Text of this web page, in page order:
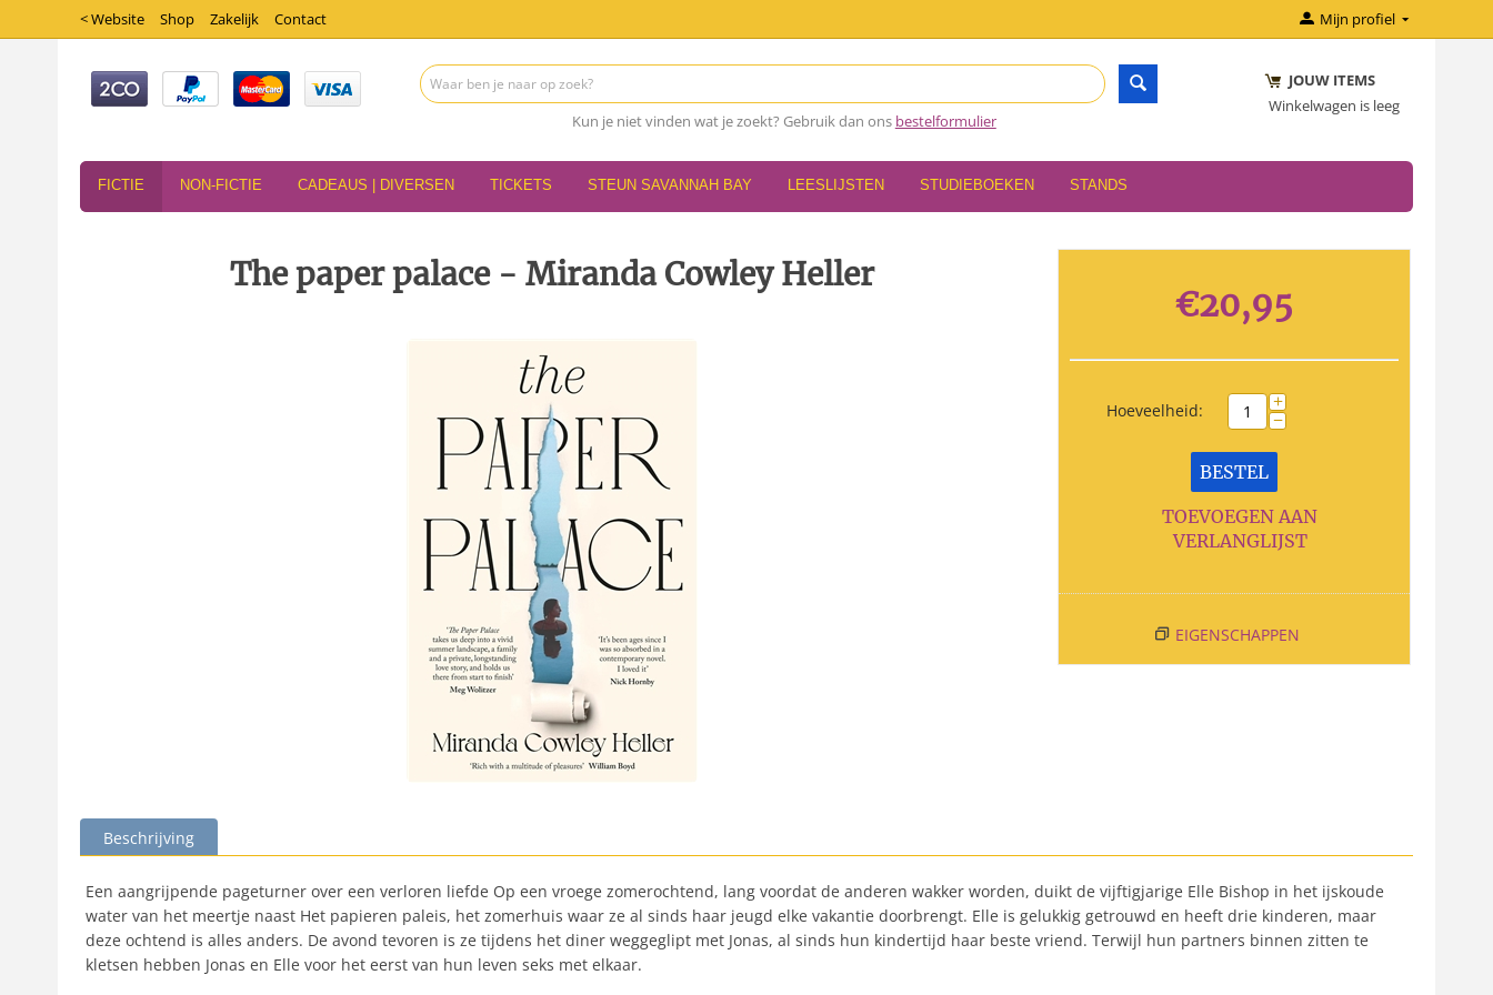
< Website Shop Zakelijk Contact Mijn profiel
Kun je niet vinden wat je zoekt? Gebruik dan ons bestelformulier
JOUW ITEMS
Winkelwagen is leeg
FICTIE NON-FICTIE CADEAUS | DIVERSEN TICKETS STEUN SAVANNAH BAY LEESLIJSTEN STUDIEBOEKEN STANDS
The paper palace - Miranda Cowley Heller
€20,95
Hoeveelheid: +
−
BESTEL
TOEVOEGEN AAN
VERLANGLIJST
EIGENSCHAPPEN
Beschrijving
Een aangrijpende pageturner over een verloren liefde Op een vroege zomerochtend, lang voordat de anderen wakker worden, duikt de vijftigjarige Elle Bishop in het ijskoude
water van het meertje naast Het papieren paleis, het zomerhuis waar ze al sinds haar jeugd elke vakantie doorbrengt. Elle is gelukkig getrouwd en heeft drie kinderen, maar
deze ochtend is alles anders. De avond tevoren is ze tijdens het diner weggeglipt met Jonas, al sinds hun kindertijd haar beste vriend. Terwijl hun partners binnen zitten te
kletsen hebben Jonas en Elle voor het eerst van hun leven seks met elkaar.